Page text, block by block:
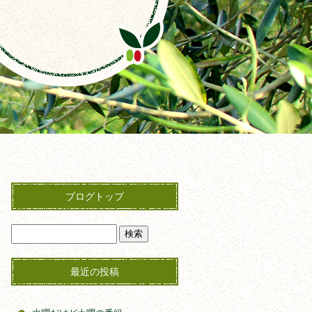
ブログトップ
最近の投稿